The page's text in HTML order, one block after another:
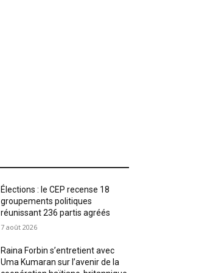
Élections : le CEP recense 18
groupements politiques
réunissant 236 partis agréés
7 août 2026
Raina Forbin s’entretient avec
Uma Kumaran sur l’avenir de la